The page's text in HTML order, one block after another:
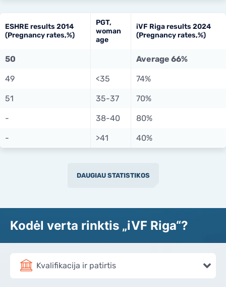
ESHRE results 2014
(Pregnancy rates,%)
PGT,
woman
age
iVF Riga results 2024
(Pregnancy rates,%)
50 Average 66%
49 <35 74%
51 35-37 70%
- 38-40 80%
- >41 40%
DAUGIAU STATISTIKOS
Kodėl verta rinktis „iVF Riga“?
Kvalifikacija ir patirtis